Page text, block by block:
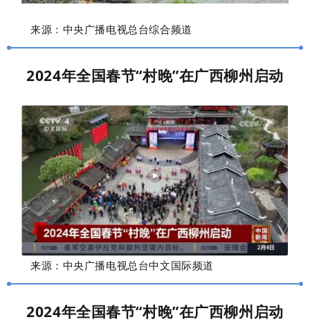
来源：中央广播电视总台综合频道
2024年全国春节“村晚”在广西柳州启动
来源： 中央广播电视总台中文国际频道
2024年全国春节“村晚”在广西柳州启动